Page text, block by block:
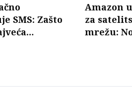
SMS: Zašto
Amazon
za
mrežu: